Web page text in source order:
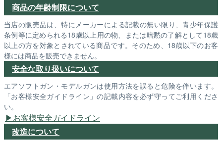
商品の年齢制限について
当店の販売品は、特にメーカーによる記載の無い限り、青少年保護
条例等に定められる18歳以上用の物、または暗黙の了解として18歳
以上の方を対象とされている商品です。そのため、18歳以下のお客
様には商品を販売できません。
安全な取り扱いについて
エアソフトガン・モデルガンは使用方法を誤ると危険を伴います。
「お客様安全ガイドライン」の記載内容を必ず守ってご利用くださ
い。
お客様安全ガイドライン
改造について